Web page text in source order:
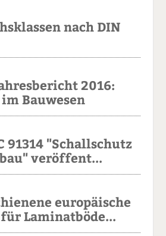
nach DIN
2016:
Bauwesen
91314 "Schallschutz
veröffent...
europäische
Laminatböde...